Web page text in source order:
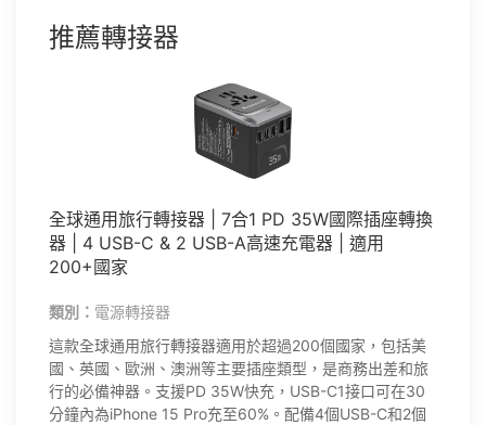
推薦轉接器
全球通用旅行轉接器 | 7合1 PD 35W國際插座轉換
器 | 4 USB-C & 2 USB-A高速充電器 | 適用
200+國家
類別： 電源轉接器
這款全球通用旅行轉接器適用於超過200個國家，包括美
國、英國、歐洲、澳洲等主要插座類型，是商務出差和旅
行的必備神器。支援PD 35W快充，USB-C1接口可在30
分鐘內為iPhone 15 Pro充至60%。配備4個USB-C和2個